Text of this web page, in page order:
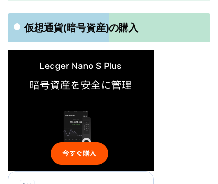
仮想通貨(暗号資産)の購入